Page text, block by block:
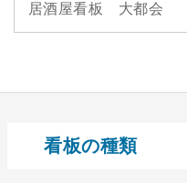
居酒屋看板 大都会
看板の種類